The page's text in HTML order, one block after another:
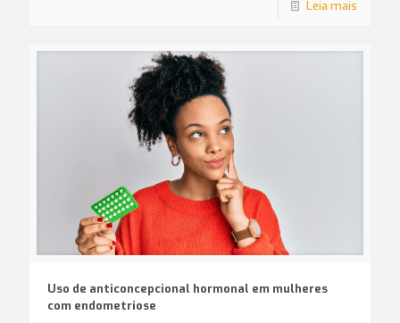
Leia mais
Uso de anticoncepcional hormonal em mulheres
com endometriose